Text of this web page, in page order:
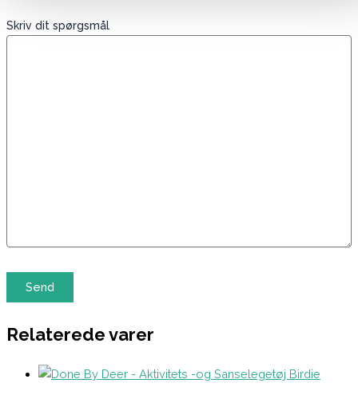
Skriv dit spørgsmål
Relaterede varer